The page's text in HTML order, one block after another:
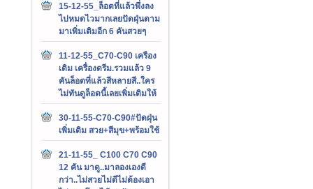
15-12-55_ล็อตที่แล้วพึ่งลง
ไปหมดไวมากเลยปัดฝุ่นตาม
มาเพิ่มเติมอีก 6 คันสวยๆ
11-12-55_C70-C90 เครือง
เดิม เครื่องดรีม.รวมแล้ว 9
คันล็อตที่แล้วสีหลายสี..ใคร
ไม่ทันดูล็อตนี้เลยเพิ่มเติมให้
30-11-55-C70-C90#ปัดฝุ่น
เพิ่มเติม สวย+สีมุข+พร้อมใช้
21-11-55_ C100 C70 C90
12 คัน มาดู..มาลองเองดี
กว่า..ไม่สวยไม่ดีไม่ต้องเอา